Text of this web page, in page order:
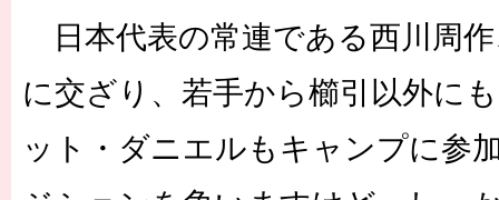
日本代表の常連である西川周
に交ざり、若手から櫛引以外に
ット・ダニエルもキャンプに参